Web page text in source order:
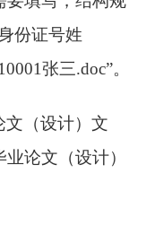
份证号姓
张三.doc”。
文（设计）文
论文（设计）